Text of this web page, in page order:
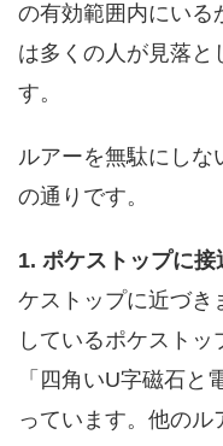
の有効範囲内にいる
は多くの人が見落と
す。
ルアーを無駄にしな
の通りです。
1. ポケストップに接
ケストップに近づき
しているポケストッ
「四角いU字磁石と
っています。他のル